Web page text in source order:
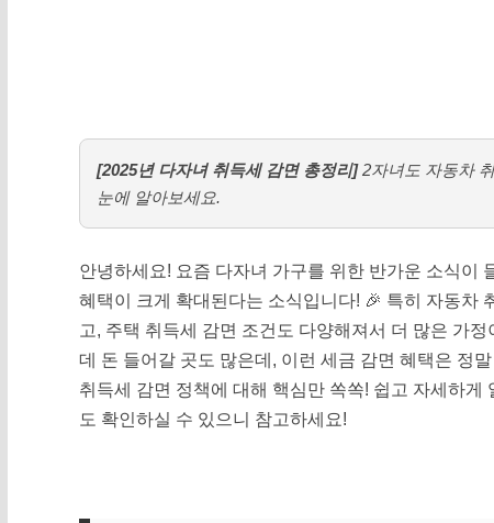
[2025년 다자녀 취득세 감면 총정리]2자녀도 자동차
눈에 알아보세요.
안녕하세요! 요즘 다자녀 가구를 위한 반가운 소식이
혜택이 크게 확대된다는 소식입니다! 🎉 특히 자동차
고, 주택 취득세 감면 조건도 다양해져서 더 많은 가
데 돈 들어갈 곳도 많은데, 이런 세금 감면 혜택은 정
취득세 감면 정책에 대해 핵심만 쏙쏙! 쉽고 자세하게
도 확인하실 수 있으니 참고하세요!